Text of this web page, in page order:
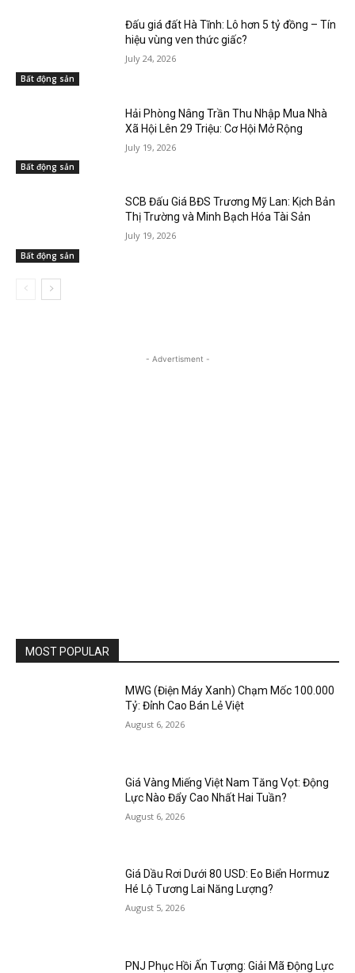
Bất động sản
Đấu giá đất Hà Tĩnh: Lô hơn 5 tỷ đồng – Tín
hiệu vùng ven thức giấc?
July 24, 2026
Bất động sản
Hải Phòng Nâng Trần Thu Nhập Mua Nhà
Xã Hội Lên 29 Triệu: Cơ Hội Mở Rộng
July 19, 2026
Bất động sản
SCB Đấu Giá BĐS Trương Mỹ Lan: Kịch Bản
Thị Trường và Minh Bạch Hóa Tài Sản
July 19, 2026
- Advertisment -
MOST POPULAR
MWG (Điện Máy Xanh) Chạm Mốc 100.000
Tỷ: Đỉnh Cao Bán Lẻ Việt
August 6, 2026
Giá Vàng Miếng Việt Nam Tăng Vọt: Động
Lực Nào Đẩy Cao Nhất Hai Tuần?
August 6, 2026
Giá Dầu Rơi Dưới 80 USD: Eo Biển Hormuz
Hé Lộ Tương Lai Năng Lượng?
August 5, 2026
PNJ Phục Hồi Ấn Tượng: Giải Mã Động Lực